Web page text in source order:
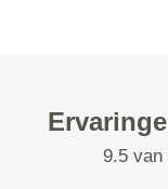
9.5 van